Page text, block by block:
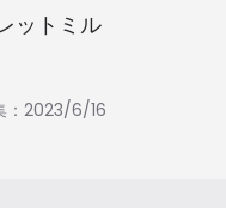
ットミル
：2023/6/16